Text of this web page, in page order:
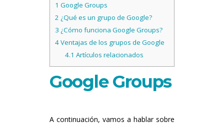
1 Google Groups
2 ¿Qué es un grupo de Google?
3 ¿Cómo funciona Google Groups?
4Ventajas de los grupos de Google
4.1 Artículos relacionados
Google Groups
A continuación, vamos a hablar sobre